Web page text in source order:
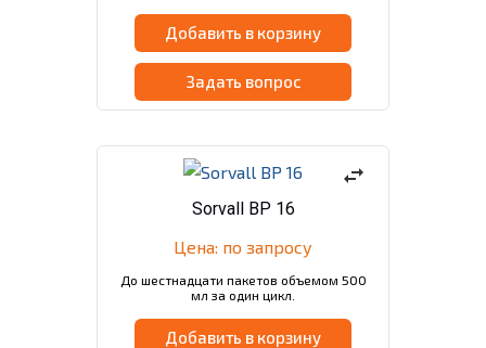
Добавить в корзину
Задать вопрос
swap_horiz
Sorvall BP 16
Цена: по запросу
До шестнадцати пакетов объемом 500
мл за один цикл.
Добавить в корзину